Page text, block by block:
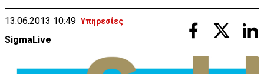
13.06.2013 10:49 Υπηρεσίες
SigmaLive